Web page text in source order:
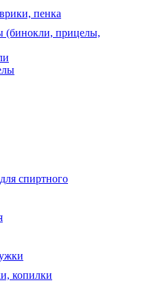
пенка
(бинокли, прицелы,
спиртного
копилки